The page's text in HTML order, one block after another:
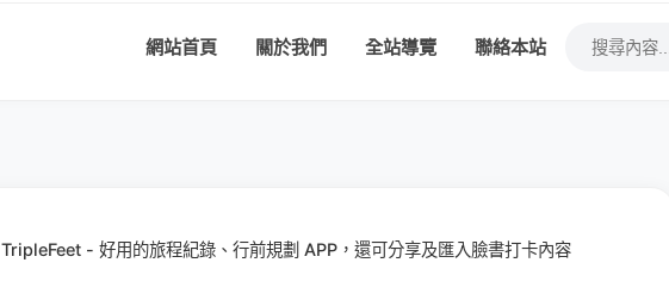
網站首頁 關於我們 全站導覽 聯絡本站
TripleFeet - 好用的旅程紀錄、行前規劃 APP，還可分享及匯入臉書打卡內容